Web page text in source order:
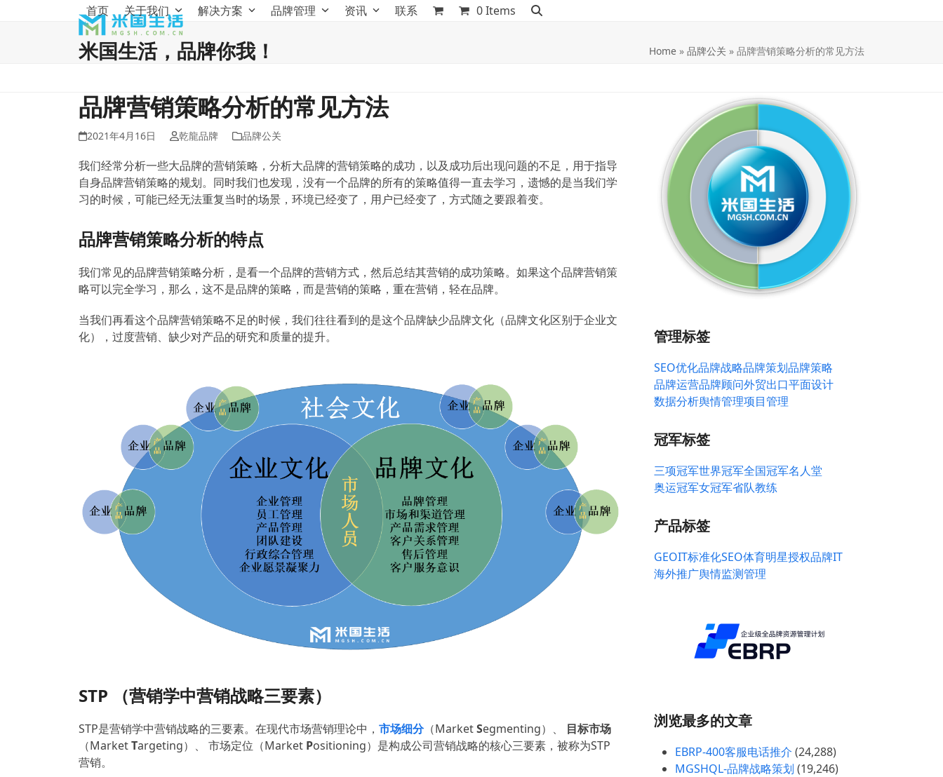
首页 关于我们 解决方案 品牌管理 资讯 联系 0 Items
米国生活，品牌你我！ Home » 品牌公关 » 品牌营销策略分析的常见方法
品牌营销策略分析的常见方法
2021年4月16日 乾龍品牌 品牌公关
我们经常分析一些大品牌的营销策略，分析大品牌的营销策略的成功，以及成功后出现问题的不足，用于指导
自身品牌营销策略的规划。同时我们也发现，没有一个品牌的所有的策略值得一直去学习，遗憾的是当我们学
习的时候，可能已经无法重复当时的场景，环境已经变了，用户已经变了，方式随之要跟着变。
品牌营销策略分析的特点
我们常见的品牌营销策略分析，是看一个品牌的营销方式，然后总结其营销的成功策略。如果这个品牌营销策
略可以完全学习，那么，这不是品牌的策略，而是营销的策略，重在营销，轻在品牌。
当我们再看这个品牌营销策略不足的时候，我们往往看到的是这个品牌缺少品牌文化（品牌文化区别于企业文
化），过度营销、缺少对产品的研究和质量的提升。
STP （营销学中营销战略三要素）
STP是营销学中营销战略的三要素。在现代市场营销理论中， 市场细分（MarketSegmenting）、 目标市场
（MarketTargeting）、 市场定位（Market Positioning）是构成公司营销战略的核心三要素，被称为STP
营销。
管理标签
SEO优化品牌战略品牌策划品牌策略
品牌运营品牌顾问外贸出口平面设计
数据分析舆情管理项目管理
冠军标签
三项冠军世界冠军全国冠军名人堂
奥运冠军女冠军省队教练
产品标签
GEOIT标准化SEO体育明星授权品牌IT
海外推广舆情监测管理
浏览最多的文章
EBRP-400客服电话推介 (24,288)
MGSHQL-品牌战略策划 (19,246)